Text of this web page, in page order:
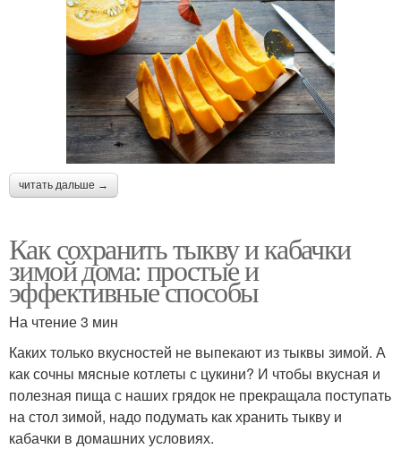
читать дальше →
Как сохранить тыкву и кабачки
зимой дома: простые и
эффективные способы
На чтение 3 мин
Каких только вкусностей не выпекают из тыквы зимой. А
как сочны мясные котлеты с цукини? И чтобы вкусная и
полезная пища с наших грядок не прекращала поступать
на стол зимой, надо подумать как хранить тыкву и
кабачки в домашних условиях.